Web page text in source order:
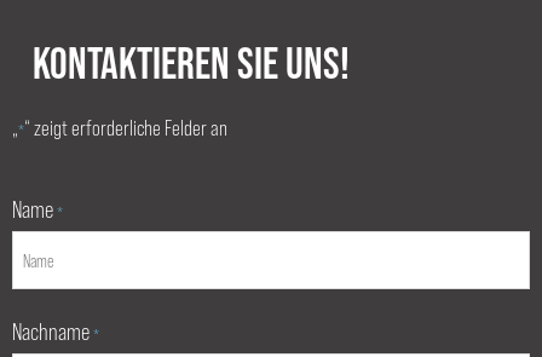
KONTAKTIEREN SIE UNS!
„*“ zeigt erforderliche Felder an
Name *
Nachname *